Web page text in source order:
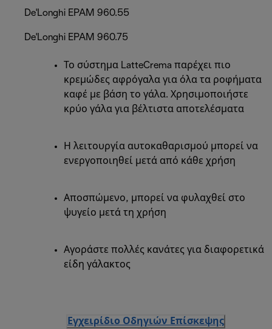
De'Longhi EPAM 960.55
De'Longhi EPAM 960.75
Το σύστημα LatteCrema παρέχει πιο
κρεμώδες αφρόγαλα για όλα τα ροφήματα
καφέ με βάση το γάλα. Χρησιμοποιήστε
κρύο γάλα για βέλτιστα αποτελέσματα
Η λειτουργία αυτοκαθαρισμού μπορεί να
ενεργοποιηθεί μετά από κάθε χρήση
Αποσπώμενο, μπορεί να φυλαχθεί στο
ψυγείο μετά τη χρήση
Αγοράστε πολλές κανάτες για διαφορετικά
είδη γάλακτος
Εγχειρίδιο Οδηγιών Επίσκεψης